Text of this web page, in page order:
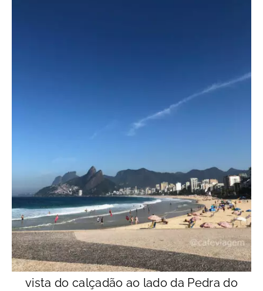
vista do calçadão ao lado da Pedra do